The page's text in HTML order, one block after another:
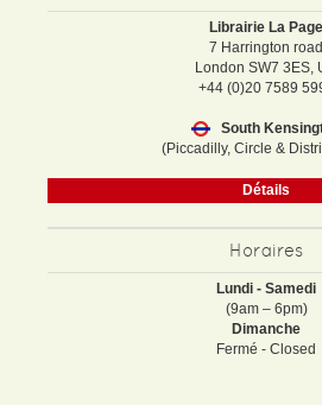
Librairie La Page
7 Harrington road
London SW7 3ES,
+44 (0)20 7589
South
(Piccadilly, Circle &
Détails
Horaires
Lundi - Samedi
(9am – 6pm)
Dimanche
Fermé - Closed